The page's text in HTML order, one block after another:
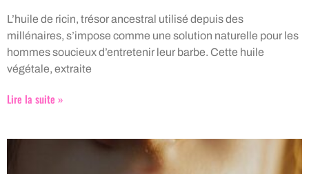
L’huile de ricin, trésor ancestral utilisé depuis des
millénaires, s’impose comme une solution naturelle pour les
hommes soucieux d’entretenir leur barbe. Cette huile
végétale, extraite
Lire la suite »